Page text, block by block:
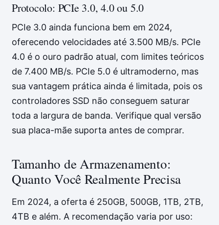
Protocolo: PCIe 3.0, 4.0 ou 5.0
PCIe 3.0 ainda funciona bem em 2024,
oferecendo velocidades até 3.500 MB/s. PCIe
4.0 é o ouro padrão atual, com limites teóricos
de 7.400 MB/s. PCIe 5.0 é ultramoderno, mas
sua vantagem prática ainda é limitada, pois os
controladores SSD não conseguem saturar
toda a largura de banda. Verifique qual versão
sua placa-mãe suporta antes de comprar.
Tamanho de Armazenamento:
Quanto Você Realmente Precisa
Em 2024, a oferta é 250GB, 500GB, 1TB, 2TB,
4TB e além. A recomendação varia por uso: